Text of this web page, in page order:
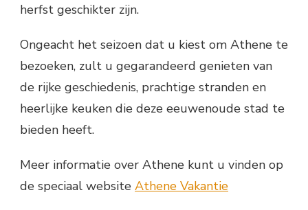
herfst geschikter zijn.
Ongeacht het seizoen dat u kiest om Athene te
bezoeken, zult u gegarandeerd genieten van
de rijke geschiedenis, prachtige stranden en
heerlijke keuken die deze eeuwenoude stad te
bieden heeft.
Meer informatie over Athene kunt u vinden op
de speciaal website Athene Vakantie